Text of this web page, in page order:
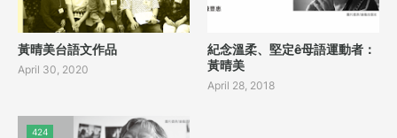
黃晴美台語文作品
April 30, 2020
紀念溫柔、堅定ê母語運動者：
黃晴美
April 28, 2018
424